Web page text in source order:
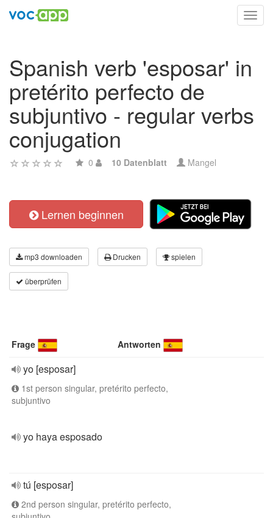
Spanish verb 'esposar' in
pretérito perfecto de
subjuntivo - regular verbs
conjugation
0 10 Datenblatt Mangel
Lernen beginnen
mp3 downloaden Drucken spielen
überprüfen
Frage Antworten
yo [esposar]
1st person singular, pretérito perfecto,
subjuntivo
yo haya esposado
tú [esposar]
2nd person singular, pretérito perfecto,